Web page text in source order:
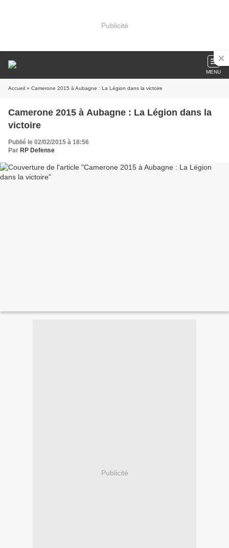
Publicité
MENU
Accueil » Camerone 2015 à Aubagne : La Légion dans la victoire
Camerone 2015 à Aubagne : La Légion dans la
victoire
Publié le 02/02/2015 à 18:56
Par RP Defense
Publicité